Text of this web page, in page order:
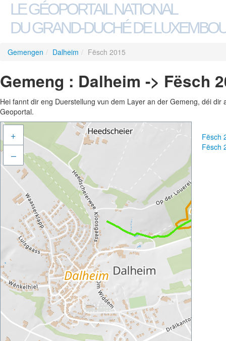
LE GÉOPORTAIL NATIONAL
DU GRAND-DUCHÉ DE
Gemengen / Dalheim / Fësch 2015
Gemeng : Dalheim -> Fësch
Hei fannt dir eng Duerstellung vun dem Layer an der Gemeng, déi
Geoportal.
+
–
Fësch
Fësch